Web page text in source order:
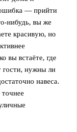
ошибка — прийти
вы же
красивую, но
вы встаёте, где
гости, нужны ли
навеса.